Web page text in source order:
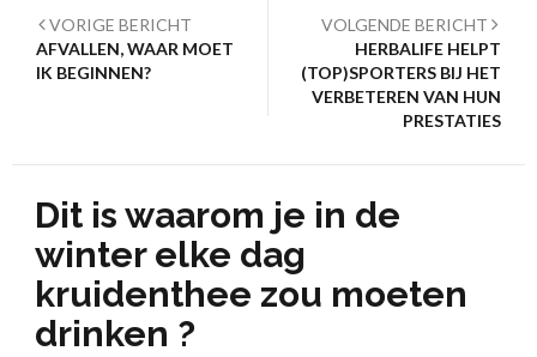
VORIGE BERICHT
AFVALLEN, WAAR MOET
IK BEGINNEN?
VOLGENDE BERICHT
HERBALIFE HELPT
(TOP)SPORTERS BIJ HET
VERBETEREN VAN HUN
PRESTATIES
Dit is waarom je in de
winter elke dag
kruidenthee zou moeten
drinken ?